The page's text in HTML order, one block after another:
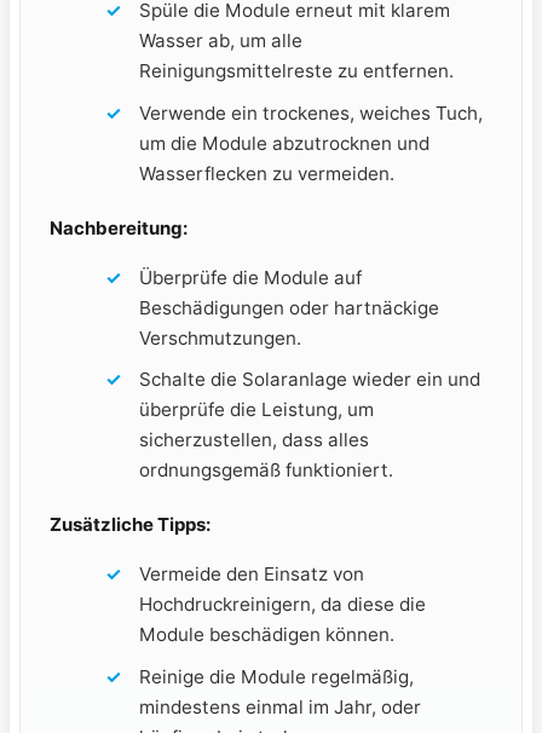
Spüle die Module erneut mit ⁢klarem
‌Wasser ab, um‍ alle
Reinigungsmittelreste zu entfernen.
Verwende ein trockenes, weiches Tuch,
um die Module abzutrocknen und
Wasserflecken zu vermeiden.
Nachbereitung:
Überprüfe‍ die Module ⁢auf
Beschädigungen oder hartnäckige
Verschmutzungen.
Schalte⁢ die Solaranlage⁢ wieder ein und
überprüfe die Leistung, um​
sicherzustellen, dass ‍alles
ordnungsgemäß funktioniert.
Zusätzliche Tipps:
Vermeide den Einsatz von
Hochdruckreinigern, da diese die ​
Module beschädigen können.
Reinige die Module regelmäßig,​
mindestens​ einmal im Jahr, ⁤oder